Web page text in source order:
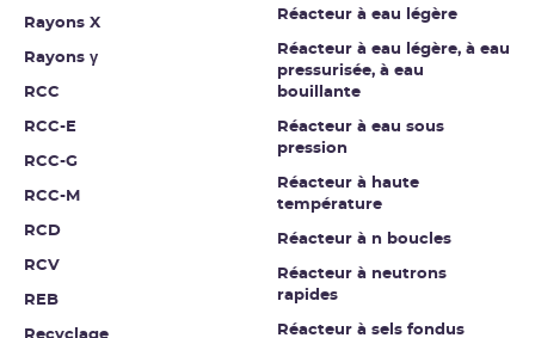
Rayons X
Rayons γ
RCC
RCC-E
RCC-G
RCC-M
RCD
RCV
REB
Réacteur à eau légère
Réacteur à eau légère, à eau
pressurisée, à eau
bouillante
Réacteur à eau sous
pression
Réacteur à haute
température
Réacteur à n boucles
Réacteur à neutrons
rapides
Réacteur à sels fondus